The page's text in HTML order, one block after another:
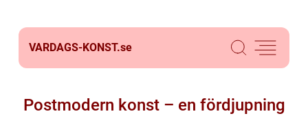
VARDAGS-KONST.se
Postmodern konst – en fördjupning